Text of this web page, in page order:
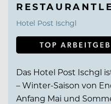
Hotel Post Ischgl
Das Hotel Post Ischgl
– Winter-Saison von
Anfang Mai und